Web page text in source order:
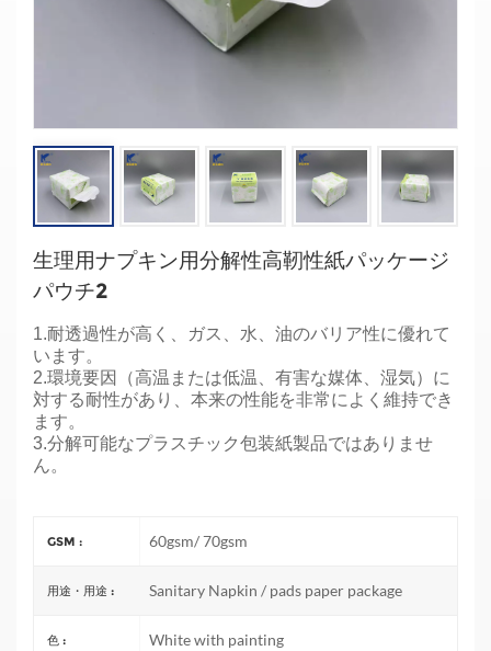
生理用ナプキン用分解性高靭性紙パッケージ
パウチ2
1.耐透過性が高く、ガス、水、油のバリア性に優れて
います。
2.環境要因（高温または低温、有害な媒体、湿気）に
対する耐性があり、本来の性能を非常によく維持でき
ます。
3.分解可能なプラスチック包装紙製品ではありませ
ん。
GSM : 60gsm/ 70gsm
用途・用途 : Sanitary Napkin / pads paper package
色 : White with painting